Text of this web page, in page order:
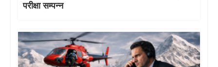
परीक्षा सम्पन्न